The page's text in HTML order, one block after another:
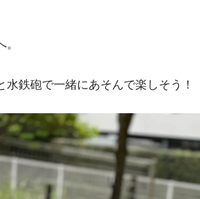
水鉄砲で一緒にあそんで楽しそう！